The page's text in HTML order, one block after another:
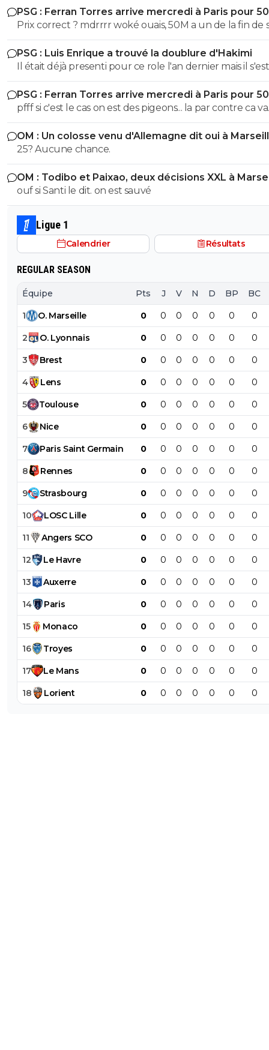
PSG : Ferran Torres arrive mercredi à Paris pour
Prix correct ? mdrrrr woké ouais, 50M a un de la fin de
contrat, la blague, venez pas pleurer quand je
sur Godts
PSG : Luis Enrique a trouvé la doublure d'Hakimi
Il était déjà presenti pour ce role l'an dernier mais il
l'épaule en juin 2025 avec l'EDF et ça a pourri sa 1ere
de saison. Espérons que ça colle cette fois ci
PSG : Ferran Torres arrive mercredi à Paris pour
pfff si c'est le cas on est des pigeons... la par contre ca va
choquer personne ? On galere a mettre 10M de plus sur
Godts tout le monde m'explique "gneuh gneuh c'est
normal on veut pas surpayer" alors qu'on joue les
10M pres. Mais un mec remplacant au Barca dans la derniere
année de son contrat et qui a flop a city, mettre 50M
eux ils otn eu Adeymi pour 29M on va vouloir me faire
la pillule que c'est bien ? et allez vous faire foutre C'est
Kroupi Jr qu'il fallait putain !
OM : Un colosse venu d'Allemagne dit oui à
25? Aucune chance.
OM : Todibo et Paixao, deux décisions XXL à
ouf si Santi le dit. on est sauvé
Ligue 1
Calendrier Résultats
REGULAR SEASON
Équipe Pts J V N D BP BC
1 O. Marseille 0 0 0 0 0 0 0
2 O. Lyonnais 0 0 0 0 0 0 0
3 Brest 0 0 0 0 0 0 0
4 Lens 0 0 0 0 0 0 0
5 Toulouse 0 0 0 0 0 0 0
6 Nice 0 0 0 0 0 0 0
7 Paris Saint Germain 0 0 0 0 0 0 0
8 Rennes 0 0 0 0 0 0 0
9 Strasbourg 0 0 0 0 0 0 0
10 LOSC Lille 0 0 0 0 0 0 0
11 Angers SCO 0 0 0 0 0 0 0
12 Le Havre 0 0 0 0 0 0 0
13 Auxerre 0 0 0 0 0 0 0
14 Paris 0 0 0 0 0 0 0
15 Monaco 0 0 0 0 0 0 0
16 Troyes 0 0 0 0 0 0 0
17 Le Mans 0 0 0 0 0 0 0
18 Lorient 0 0 0 0 0 0 0